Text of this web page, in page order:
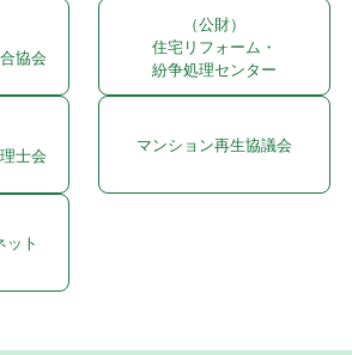
協会
（公財）
住宅リフォーム・
紛争処理センター
士会
マンション再生協議会
ット